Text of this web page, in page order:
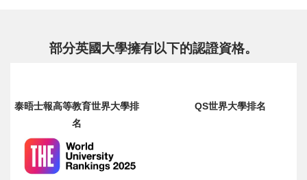
部分英國大學擁有以下的認證資格。
泰晤士報高等教育世界大學排
名
QS世界大學排名